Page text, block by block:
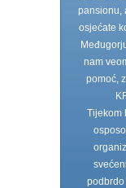
pansionu,
osjećate
nam
pomoć,
Tijekom
podbrdo